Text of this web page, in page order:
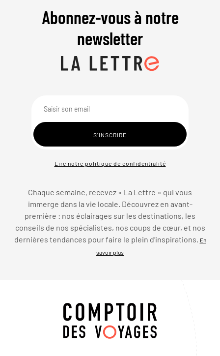
Abonnez-vous à notre
newsletter
Lire notre politique de confidentialité
Chaque semaine, recevez « La Lettre » qui vous
immerge dans la vie locale. Découvrez en avant-
première : nos éclairages sur les destinations, les
conseils de nos spécialistes, nos coups de cœur, et nos
dernières tendances pour faire le plein d’inspirations. En
savoir plus